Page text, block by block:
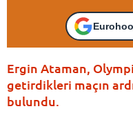
Ergin Ataman,
getirdikleri maçın
bulundu.